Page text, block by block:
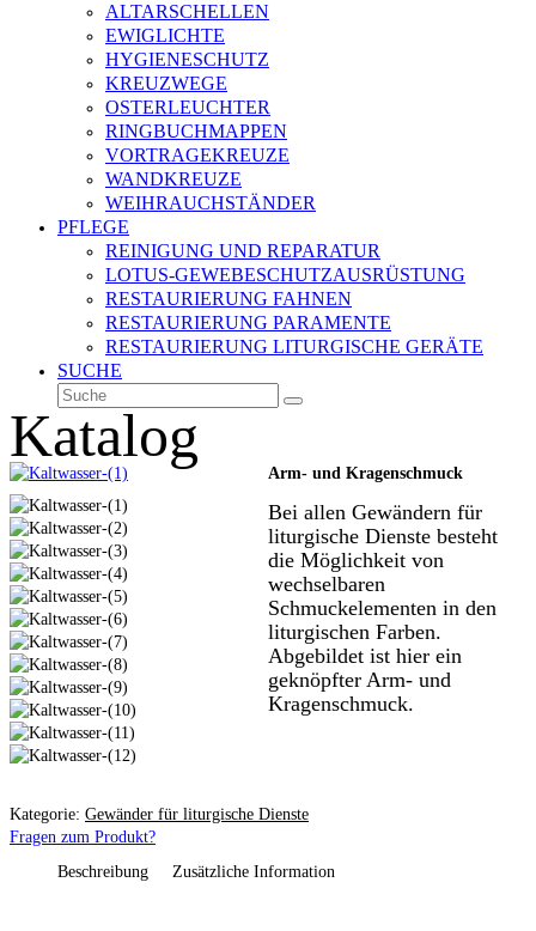
ALTARSCHELLEN
EWIGLICHTE
HYGIENESCHUTZ
KREUZWEGE
OSTERLEUCHTER
RINGBUCHMAPPEN
VORTRAGEKREUZE
WANDKREUZE
WEIHRAUCHSTÄNDER
PFLEGE
REINIGUNG UND REPARATUR
LOTUS-GEWEBESCHUTZAUSRÜSTUNG
RESTAURIERUNG FAHNEN
RESTAURIERUNG PARAMENTE
RESTAURIERUNG LITURGISCHE GERÄTE
SUCHE
Suche
Senden
Katalog
Arm- und Kragenschmuck
Bei allen Gewändern für
liturgische Dienste besteht
die Möglichkeit von
wechselbaren
Schmuckelementen in den
liturgischen Farben.
Abgebildet ist hier ein
geknöpfter Arm- und
Kragenschmuck.
Kategorie: Gewänder für liturgische Dienste
Fragen zum Produkt?
Beschreibung
Zusätzliche Information